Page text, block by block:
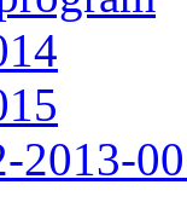
2013-